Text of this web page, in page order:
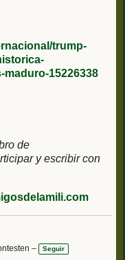
trump-
15226338
de
y escribir con
– Seguir